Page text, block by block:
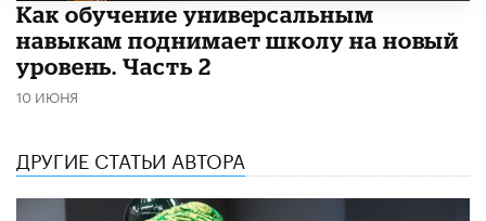
​Как обучение универсальным
навыкам поднимает школу на новый
уровень. Часть 2
10 ИЮНЯ
ДРУГИЕ СТАТЬИ АВТОРА